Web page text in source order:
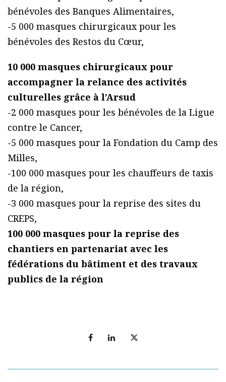
bénévoles des Banques Alimentaires,
-5 000 masques chirurgicaux pour les
bénévoles des Restos du Cœur,
10 000 masques chirurgicaux pour
accompagner la relance des activités
culturelles grâce à l’Arsud
-2 000 masques pour les bénévoles de la Ligue
contre le Cancer,
-5 000 masques pour la Fondation du Camp des
Milles,
-100 000 masques pour les chauffeurs de taxis
de la région,
-3 000 masques pour la reprise des sites du
CREPS,
100 000 masques pour la reprise des
chantiers en partenariat avec les
fédérations du bâtiment et des travaux
publics de la région